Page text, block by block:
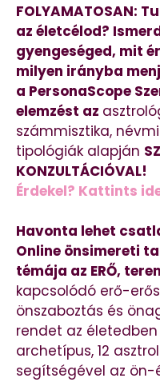
FOLYAMATOSAN:
az életcélod?
gyengeséged, mit
milyen irányba
a PersonaScope
elemzést az
számmisztika,
tipológiák alapján
KONZULTÁCIÓVAL!
Érdekel? Kattints
Havonta lehet
Online önsimereti
témája az ERŐ,
kapcsolódó erő-
önszaboztás és
rendet az életedben
archetípus, 12
segítségével az ön-